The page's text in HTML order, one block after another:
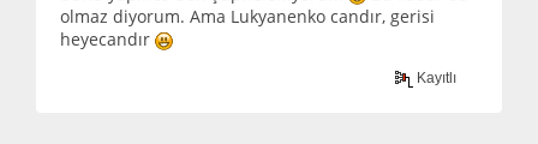
olmaz diyorum. Ama Lukyanenko candır, gerisi
heyecandır
Kayıtlı